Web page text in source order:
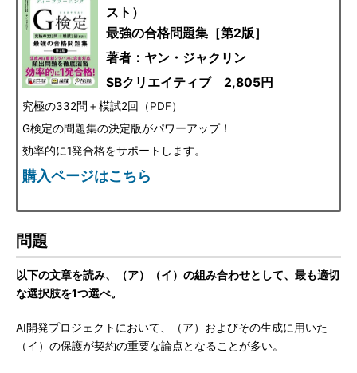
スト）
最強の合格問題集［第2版］
著者：ヤン・ジャクリン
SBクリエイティブ 2,805円
究極の332問＋模試2回（PDF）
G検定の問題集の決定版がパワーアップ！
効率的に1発合格をサポートします。
購入ページはこちら
問題
以下の文章を読み、（ア）（イ）の組み合わせとして、最も適切
な選択肢を1つ選べ。
AI開発プロジェクトにおいて、（ア）およびその生成に用いた
（イ）の保護が契約の重要な論点となることが多い。